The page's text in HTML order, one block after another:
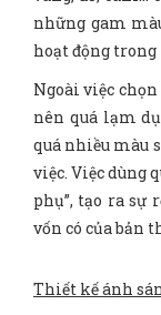
những gam
hoạt động
Ngoài việc
nên quá lạm
quá nhiều màu
việc. Việc dùng
phụ”, tạo ra
vốn có của bản
Thiết kế ánh